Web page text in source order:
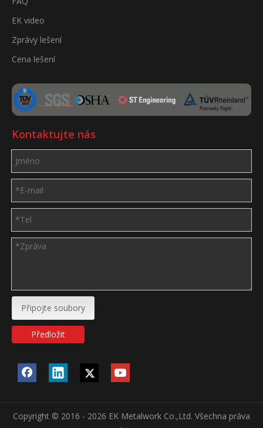
EK video
Zprávy lešení
Cena lešení
Kontaktujte nás
Připojte soubory
Předložit
Copyright © 2016 - 2026 EK Metalwork Co.,Ltd. Všechna práva